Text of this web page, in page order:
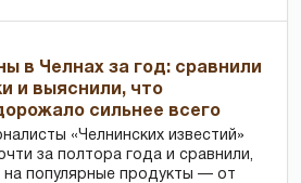
в Челнах за год: сравнили
и выяснили, что
сильнее всего
«Челнинских известий»
за полтора года и сравнили,
на популярные продукты — от